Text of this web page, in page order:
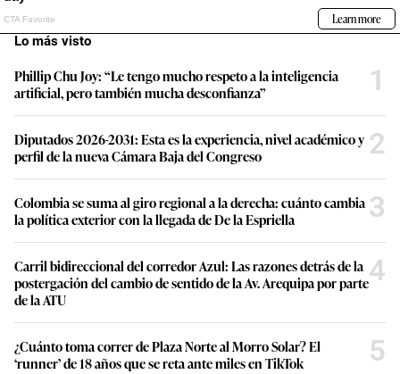
Lo más visto
Phillip Chu Joy: “Le tengo mucho respeto a la inteligencia
artificial, pero también mucha desconfianza”
1
Diputados 2026-2031: Esta es la experiencia, nivel académico y
perfil de la nueva Cámara Baja del Congreso
2
Colombia se suma al giro regional a la derecha: cuánto cambia
la política exterior con la llegada de De la Espriella
3
Carril bidireccional del corredor Azul: Las razones detrás de la
postergación del cambio de sentido de la Av. Arequipa por parte
de la ATU
4
¿Cuánto toma correr de Plaza Norte al Morro Solar? El
‘runner’ de 18 años que se reta ante miles en TikTok
5